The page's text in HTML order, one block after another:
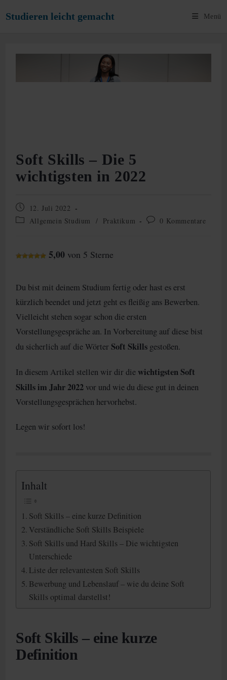
Inhalt
Studieren leicht gemacht Menü
Soft Skills – Die 5
wichtigsten in 2022
Beitrag
veröffentlicht:
12. Juli 2022
Beitrags-Allgemein Studium / Praktikum
Beitrags-0 Kommentare
5,00 von 5 Sterne
Du bist mit deinem Studium fertig oder hast es erst
kürzlich beendet und jetzt geht es fleißig ans Bewerben.
Vielleicht stehen sogar schon die ersten
Vorstellungsgespräche an. In Vorbereitung auf diese bist
du sicherlich auf die Wörter Soft Skills gestoßen.
In diesem Artikel stellen wir dir die wichtigsten Soft
Skills im Jahr 2022 vor und wie du diese gut in deinen
Vorstellungsgesprächen hervorhebst.
Legen wir sofort los!
Inhalt
Soft Skills – eine kurze Definition
Verständliche Soft Skills Beispiele
Soft Skills und Hard Skills – Die wichtigsten
Unterschiede
Liste der relevantesten Soft Skills
Bewerbung und Lebenslauf – wie du deine Soft
Skills optimal darstellst!
Soft Skills – eine kurze
Definition